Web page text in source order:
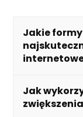
Jakie
Dla sklepu
formy
docierają
Jak